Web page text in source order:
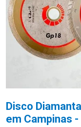
Disco
em Campinas -